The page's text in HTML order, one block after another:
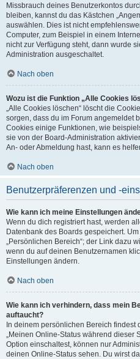
Missbrauch deines Benutzerkontos
bleiben, kannst du das Kästchen
auswählen. Dies ist nicht
Computer, zum Beispiel in einem
nicht zur Verfügung steht, dann wurde
Administration ausgeschaltet.
Nach oben
Wozu ist die Funktion „Alle Cookies
„Alle Cookies löschen“ löscht die
sorgen, dass du im Forum angemeldet
Cookies einige Funktionen, wie
sie von der Board-Administration
An- oder Abmeldung hast, kann es
Nach oben
Benutzerpräferenzen und -
Wie kann ich meine Einstellungen
Wenn du dich registriert hast, werden
Datenbank des Boards gespeichert.
„Persönlichen Bereich“; der Link dazu
wenn du auf deinen Benutzernamen
Einstellungen ändern.
Nach oben
Wie kann ich verhindern, dass mein
auftaucht?
In deinem persönlichen Bereich
„Meinen Online-Status während dieser
Option einschaltest, können nur
deinen Online-Status sehen. Du wirst